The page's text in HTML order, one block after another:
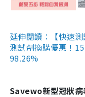
延伸閱讀：【快速
測試劑換購優惠！
98.26%
Savewo新型冠狀病